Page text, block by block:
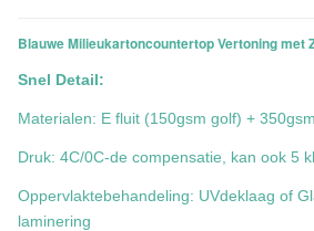
Blauwe Milieukartoncountertop Vertoning met
Snel Detail:
Materialen: E fluit (150gsm golf) +
Druk: 4C/0C-de compensatie, kan ook 5
Oppervlaktebehandeling: UVdeklaag of
laminering